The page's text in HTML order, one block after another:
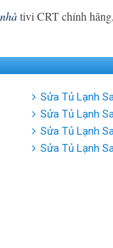
tivi CRT chính
Sửa Tủ Lạnh
Sửa Tủ Lạnh
Sửa Tủ Lạnh
Sửa Tủ Lạnh